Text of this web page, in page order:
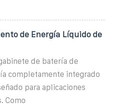
de Energía Líquido de
de batería de
completamente integrado
para aplicaciones
Como